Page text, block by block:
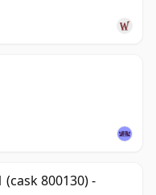
(cask 800130) -